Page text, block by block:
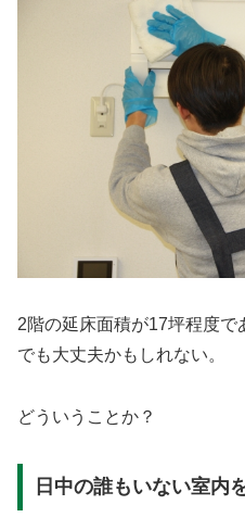
2階の延床面積が17坪程度で
でも大丈夫かもしれない。
どういうことか？
日中の誰もいない室内